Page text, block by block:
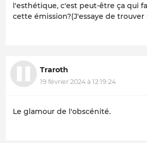
l'esthétique, c'est peut-être ça qui
cette émission?(J'essaye de
Traroth
19 février 2024 à 12:19:24
Le glamour de l'obscénité.